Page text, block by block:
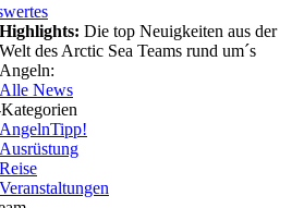
Highlights: Die top Neuigkeiten aus der
Welt des Arctic Sea Teams rund um´s
Angeln:
Alle News
AngelnTipp!
Ausrüstung
Reise
Veranstaltungen